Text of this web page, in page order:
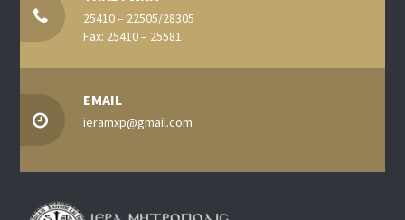
25410 – 22505/28305
Fax: 25410 – 25581
EMAIL
ieramxp@gmail.com